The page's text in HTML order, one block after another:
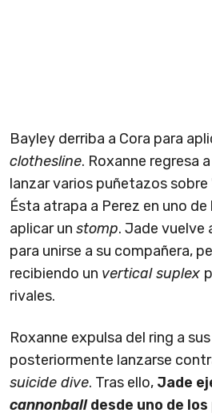
Bayley derriba a Cora para
clothesline. Roxanne regresa
lanzar varios puñetazos sobre
Ésta atrapa a Perez en uno
aplicar un stomp. Jade vuelve
para unirse a su compañera,
recibiendo un vertical suplex
rivales.
Roxanne expulsa del ring a
posteriormente lanzarse
suicide dive. Tras ello, Jade
cannonballdesde uno de